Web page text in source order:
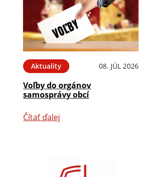
Aktuality 08. JÚL 2026
Voľby do orgánov
samosprávy obcí
Čítať ďalej